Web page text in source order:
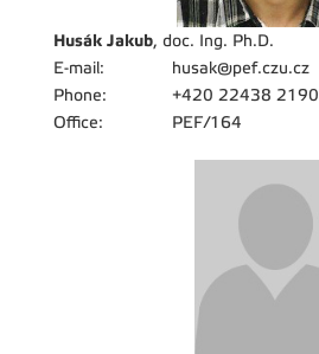
Husák Jakub, doc. Ing. Ph.D.
E-mail:
husak@pef.czu.cz
Phone:
+420 22438 2190
Office:
PEF/164